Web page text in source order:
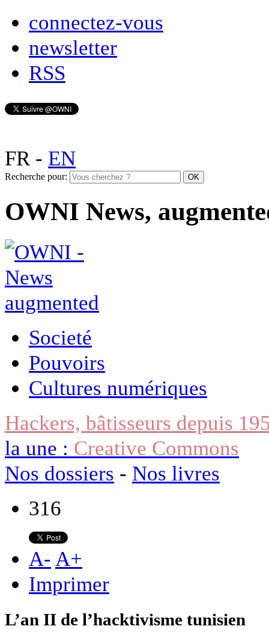
connectez-vous
newsletter
RSS
FR- EN
Recherche pour:
OWNI News,
Societé
Pouvoirs
Cultures numériques
Hackers, bâtisseurs depuis
la une : Creative Commons
Nos dossiers - Nos livres
316
A- A+
Imprimer
L’an II de l’hacktivisme tunisien